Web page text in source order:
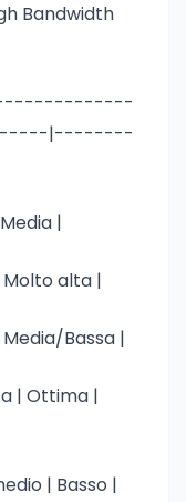
Bandwidth
|--------
|
alta |
Bassa |
| Ottima |
| Basso |